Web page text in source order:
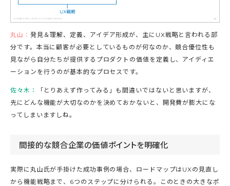
丸山： 発見＆理解、定義、アイデア形成が、主にUX戦略と言われる部
分です。本当に顧客が必要としているものが何なのか、競合優位性も
見ながら自分たちが提供するプロダクトの価値を定義し、アイディエ
ーションを行うのが基本的なプロセスです。
佐々木：
「とりあえず作ってみる」も間違いではないと思いますが、
先にどんな機能が大切なのかを決めておかないと、開発費が膨大にな
ってしまいますしね。
間接的な競合企業の価値ポイントを明確化
実際に丸山氏が手掛けた成功事例の場合、ロードマップはUXの見直し
から機能戦略まで、6つのステップに分けられる。このときの大きなポ